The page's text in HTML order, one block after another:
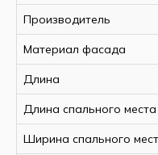
Комплектация: 2 ручки,
крепежные ремни для
Опора: металлическая
Производитель
Ширина
Длина
Высота
состоянии
Размер спального
Производитель
Материал фасада
Длина
Длина спального места
Ширина спального